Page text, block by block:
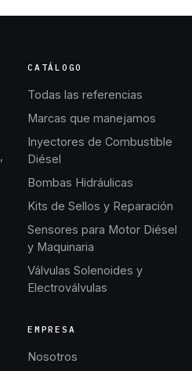
CATÁLOGO
Todas las referencias
Marcas que manejamos
Inyectores de Combustible
Diésel
Bombas Hidráulicas
Kits de Sellos y Reparación
Sensores para Motor Diésel
y Maquinaria
Válvulas Solenoides y
Electroválvulas
EMPRESA
Nosotros